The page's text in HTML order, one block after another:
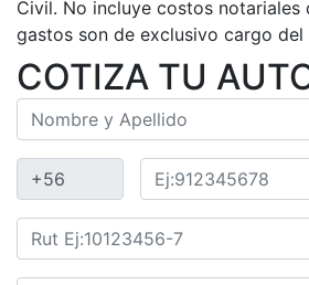
Civil. No incluye costos notariales
gastos son de exclusivo cargo del
COTIZA TU